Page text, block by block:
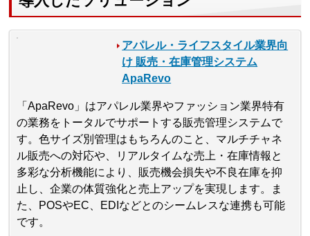
アパレル・ライフスタイル業界向
け 販売・在庫管理システム
ApaRevo
「ApaRevo」はアパレル業界やファッション業界特有
の業務をトータルでサポートする販売管理システムで
す。色サイズ別管理はもちろんのこと、マルチチャネ
ル販売への対応や、リアルタイムな売上・在庫情報と
多彩な分析機能により、販売機会損失や不良在庫を抑
止し、企業の体質強化と売上アップを実現します。ま
た、POSやEC、EDIなどとのシームレスな連携も可能
です。